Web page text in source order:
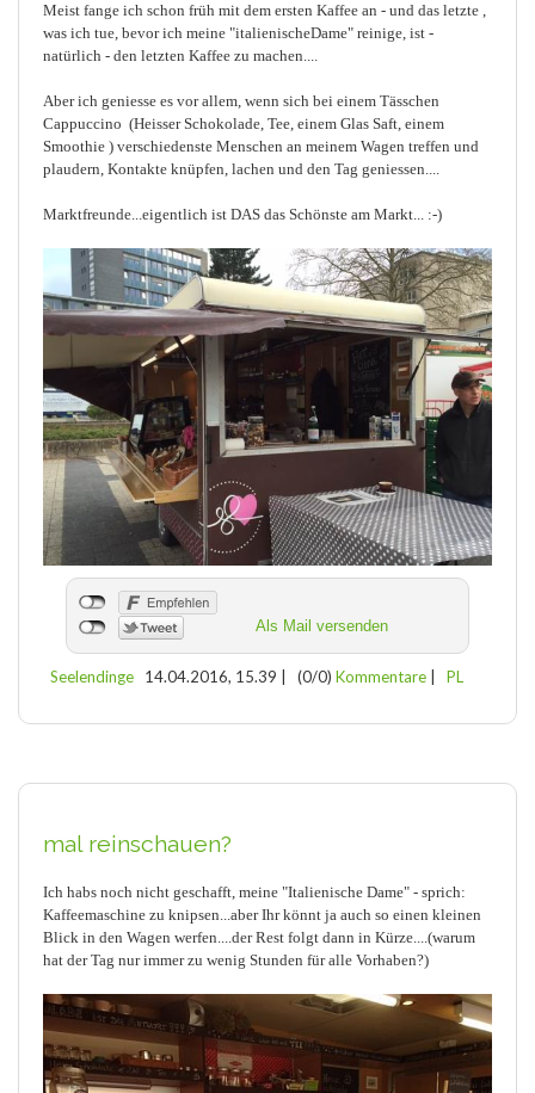
Meist fange ich schon früh mit dem ersten Kaffee an - und das letzte ,
was ich tue, bevor ich meine "italienischeDame" reinige, ist -
natürlich - den letzten Kaffee zu machen....
Aber ich geniesse es vor allem, wenn sich bei einem Tässchen
Cappuccino (Heisser Schokolade, Tee, einem Glas Saft, einem
Smoothie ) verschiedenste Menschen an meinem Wagen treffen und
plaudern, Kontakte knüpfen, lachen und den Tag geniessen....
Marktfreunde...eigentlich ist DAS das Schönste am Markt... :-)
Als Mail versenden
Seelendinge 14.04.2016, 15.39 (0/0) Kommentare PL
mal reinschauen?
Ich habs noch nicht geschafft, meine "Italienische Dame" - sprich:
Kaffeemaschine zu knipsen...aber Ihr könnt ja auch so einen kleinen
Blick in den Wagen werfen....der Rest folgt dann in Kürze....(warum
hat der Tag nur immer zu wenig Stunden für alle Vorhaben?)